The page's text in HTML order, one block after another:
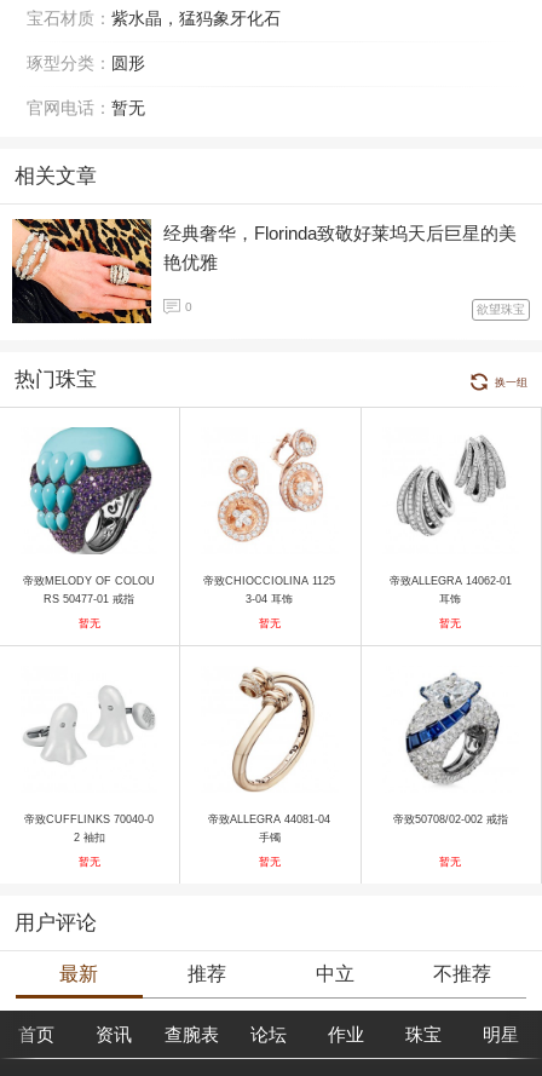
宝石材质： 紫水晶，猛犸象牙化石
琢型分类： 圆形
官网电话： 暂无
相关文章
经典奢华，Florinda致敬好莱坞天后巨星的美
艳优雅
0 欲望珠宝
热门珠宝 换一组
帝致MELODY OF COLOU
RS 50477-01 戒指
暂无
帝致CHIOCCIOLINA 1125
3-04 耳饰
暂无
帝致ALLEGRA 14062-01
耳饰
暂无
帝致CUFFLINKS 70040-0
2 袖扣
暂无
帝致ALLEGRA 44081-04
手镯
暂无
帝致50708/02-002 戒指
暂无
用户评论
最新 推荐 中立 不推荐
首页 资讯 查腕表 论坛 作业 珠宝 明星